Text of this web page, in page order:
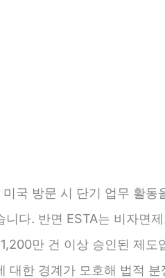
미국 방문 시 단기 업무 활
니다. 반면 ESTA는 비자면
만 건 이상 승인된 제
대한 경계가 모호해 법적